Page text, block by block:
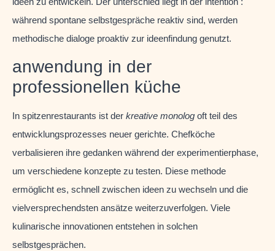
während spontane selbstgespräche reaktiv sind, werden
methodische dialoge proaktiv zur ideenfindung genutzt.
anwendung in der
professionellen küche
In spitzenrestaurants ist der kreative monolog oft teil des
entwicklungsprozesses neuer gerichte. Chefköche
verbalisieren ihre gedanken während der experimentierphase,
um verschiedene konzepte zu testen. Diese methode
ermöglicht es, schnell zwischen ideen zu wechseln und die
vielversprechendsten ansätze weiterzuverfolgen. Viele
kulinarische innovationen entstehen in solchen
selbstgesprächen.